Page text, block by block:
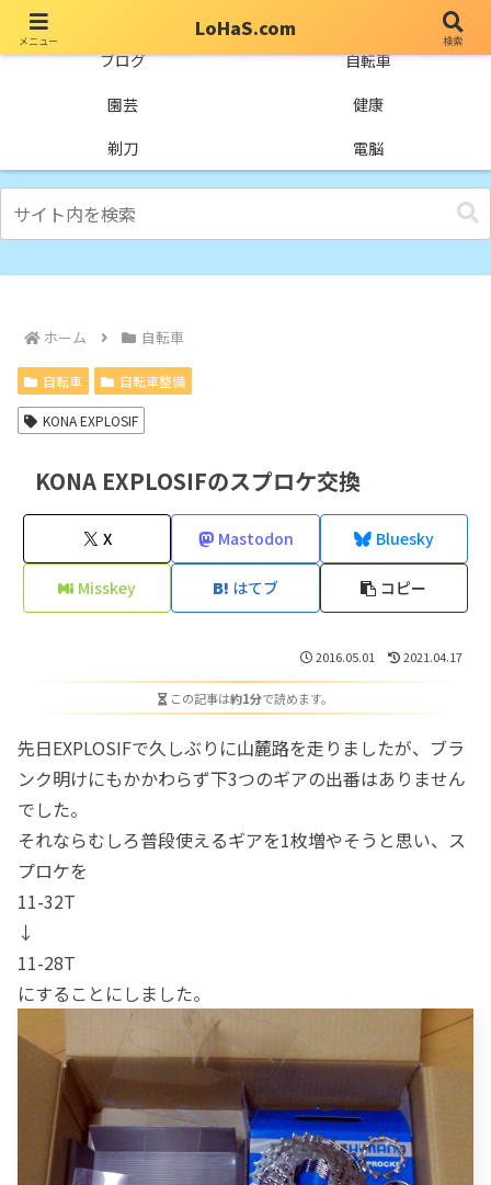
ブログ
自転車
園芸
健康
剃刀
電脳
ホーム 自転車
自転車 自転車整備
KONA EXPLOSIF
KONA EXPLOSIFのスプロケ交換
X Mastodon Bluesky
Misskey はてブ コピー
2016.05.01 2021.04.17
この記事は約1分で読めます。
先日EXPLOSIFで久しぶりに山麓路を走りましたが、ブラ
ンク明けにもかかわらず下3つのギアの出番はありません
でした。
それならむしろ普段使えるギアを1枚増やそうと思い、ス
プロケを
11-32T
↓
11-28T
にすることにしました。
メニュー
LoHaS.com
検索